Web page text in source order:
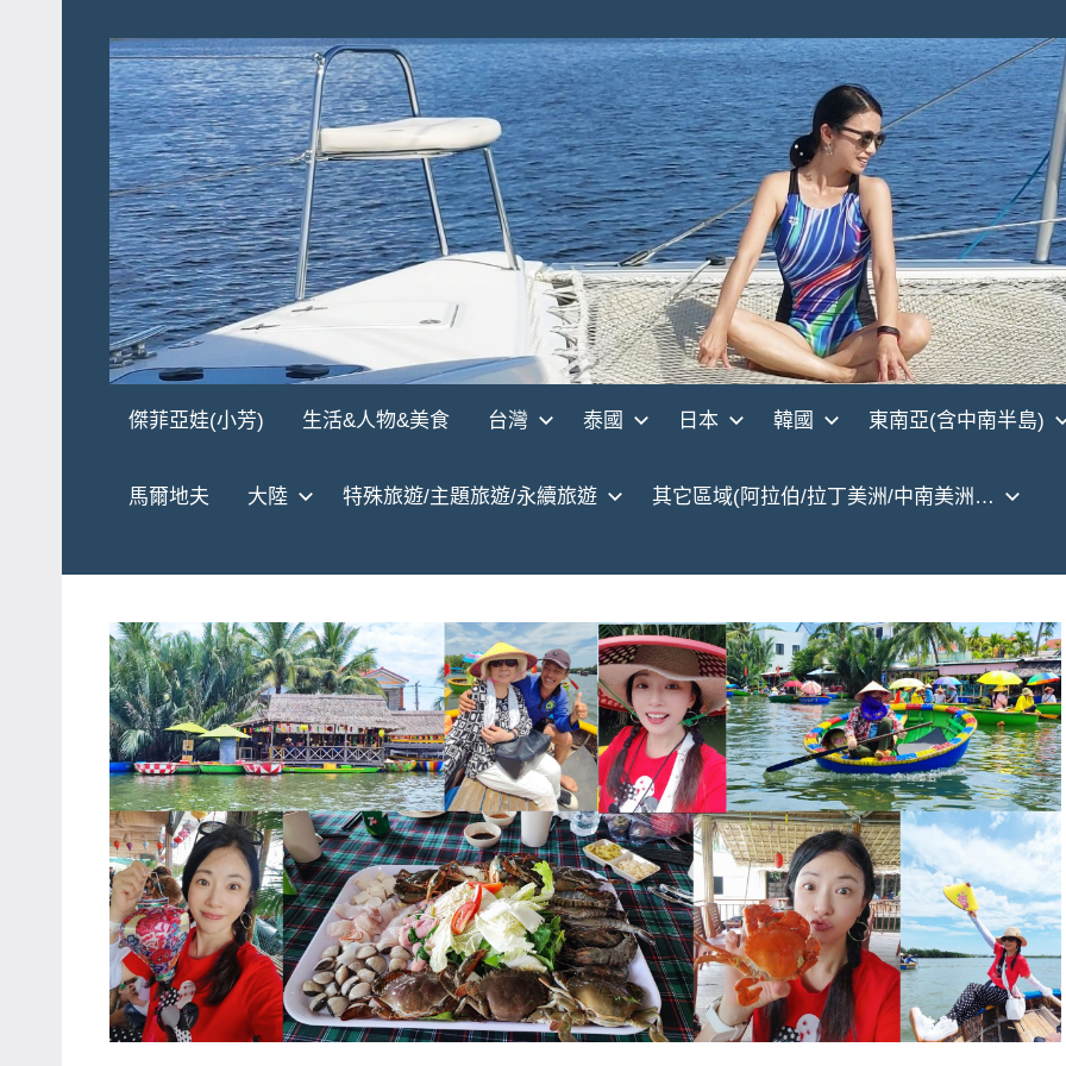
content
傑
娃
JEFFIA
FANG
團、
主
題
旅
遊、
達
人
帶
路、
旅
遊
節
目
傑菲亞娃(小芳) 生活&人物&美食 台灣 泰國 日本 韓國 東南亞(含中南半島)
馬爾地夫 大陸 特殊旅遊/主題旅遊/永續旅遊 其它區域(阿拉伯/拉丁美洲/中南美洲…